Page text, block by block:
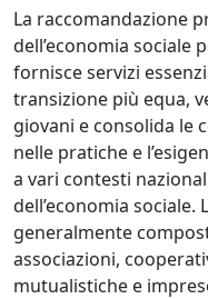
La raccomandazione
dell’economia sociale
fornisce servizi
transizione più equa,
giovani e consolida le
nelle pratiche e
a vari contesti
dell’economia sociale.
generalmente
associazioni,
mutualistiche e